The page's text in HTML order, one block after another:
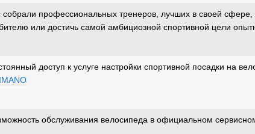
профессиональных тренеров, лучших в своей сфере,
или достичь самой амбициозной спортивной цели
доступ к услуге настройки спортивной посадки на
обслуживания велосипеда в официальном